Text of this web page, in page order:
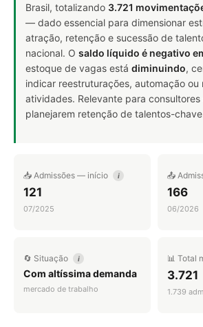
Brasil, totalizando 3.721
— dado essencial para dimensionar
atração, retenção e sucessão de
nacional. O saldo líquido é negativo
estoque de vagas está diminuindo,
indicar reestruturações, automação ou
atividades. Relevante para
planejarem retenção de talentos-
📥 Admissões — início i
121
07/2025
📤
166
06/2026
🔄 Situação i
Com altíssima demanda
mercado de trabalho
📊 Total
3.721
1.739